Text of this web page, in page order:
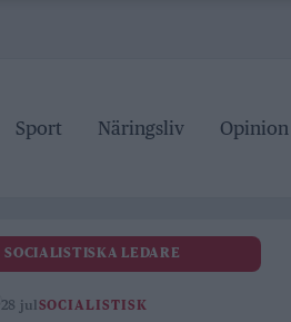
Sport Näringsliv Opinion
SOCIALISTISKA LEDARE
28 jul SOCIALISTISK